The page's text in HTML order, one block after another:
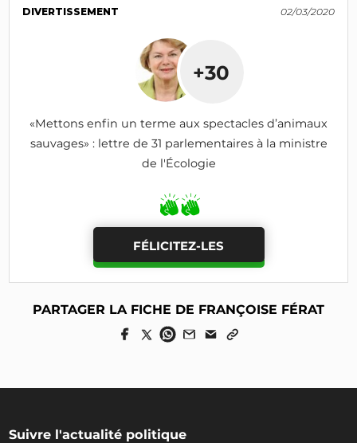
DIVERTISSEMENT 02/03/2020
+30
«Mettons enfin un terme aux spectacles d’animaux
sauvages» : lettre de 31 parlementaires à la ministre
de l'Écologie
FÉLICITEZ-LES
PARTAGER LA FICHE DE FRANÇOISE FÉRAT
Suivre l'actualité politique